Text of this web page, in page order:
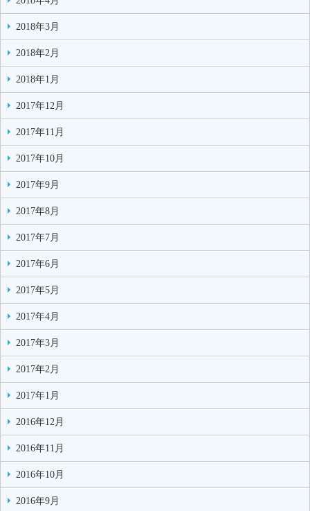
2018年3月
2018年2月
2018年1月
2017年12月
2017年11月
2017年10月
2017年9月
2017年8月
2017年7月
2017年6月
2017年5月
2017年4月
2017年3月
2017年2月
2017年1月
2016年12月
2016年11月
2016年10月
2016年9月